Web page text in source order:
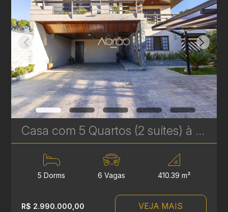
Casa com 5 Quartos (2 suítes) à Venda no Jardim Social em Curitiba – com Piscina e churrasqueira | Ref. 1747
5 Dorms 6 Vagas 410.39 m²
R$ 2.990.000,00 VEJA MAIS